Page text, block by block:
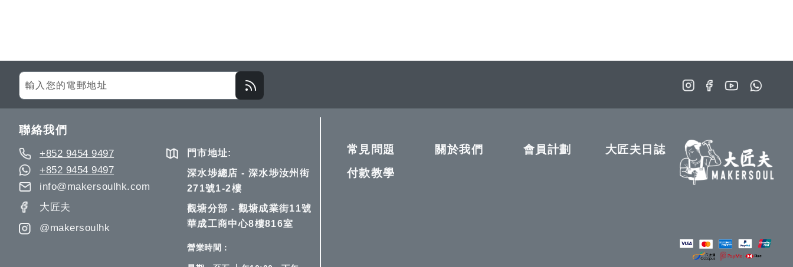
Sign
Up
for
Our
聯絡我們
+852 9454 9497
+852 9454 9497
info@makersoulhk.com
大匠夫
@makersoulhk
門市地址:
深水埗總店 - 深水埗汝州街
271號1-2樓
觀塘分部 - 觀塘成業街11號
華成工商中心8樓816室
營業時間：
常見問題 關於我們 會員計劃
大匠夫日誌
付款教學